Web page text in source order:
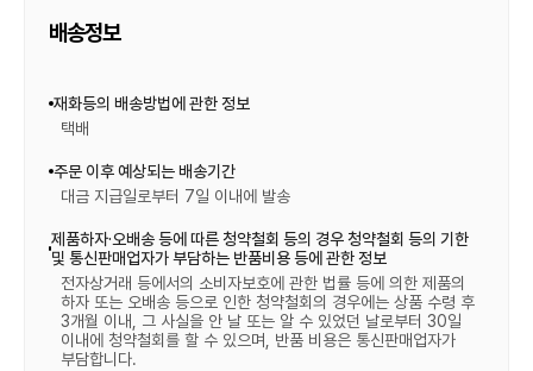
배송정보
재화등의 배송방법에 관한 정보
택배
주문 이후 예상되는 배송기간
대금 지급일로부터 7일 이내에 발송
제품하자·오배송 등에 따른 청약철회 등의 경우 청약철회 등의 기한
및 통신판매업자가 부담하는 반품비용 등에 관한 정보
전자상거래 등에서의 소비자보호에 관한 법률 등에 의한 제품의
하자 또는 오배송 등으로 인한 청약철회의 경우에는 상품 수령 후
3개월 이내, 그 사실을 안 날 또는 알 수 있었던 날로부터 30일
이내에 청약철회를 할 수 있으며, 반품 비용은 통신판매업자가
부담합니다.